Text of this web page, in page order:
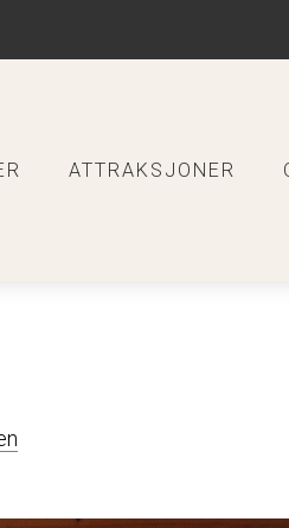
ATTRAKSJONER